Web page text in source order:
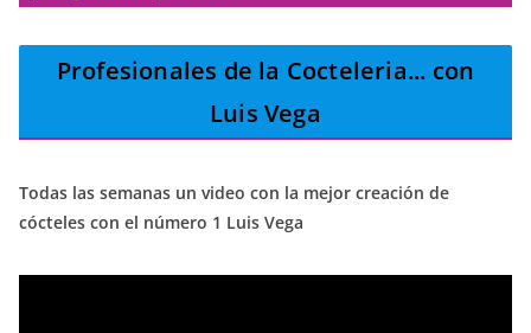
Profesionales de la Cocteleria... con
Luis Vega
Todas las semanas un video con la mejor creación de
cócteles con el número 1 Luis Vega